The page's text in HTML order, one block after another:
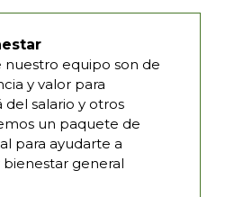
nuestro equipo son de
y valor para
del salario y otros
un paquete de
para ayudarte a
general